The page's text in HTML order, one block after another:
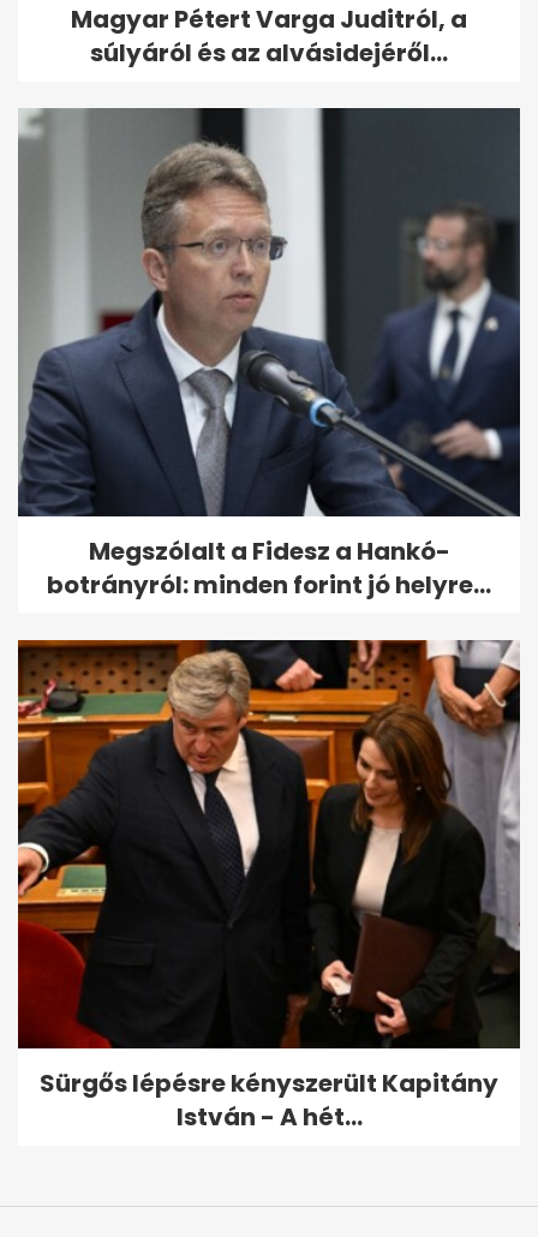
Magyar Pétert Varga Juditról, a
súlyáról és az alvásidejéről...
Megszólalt a Fidesz a Hankó-
botrányról: minden forint jó helyre...
Sürgős lépésre kényszerült Kapitány
István - A hét...